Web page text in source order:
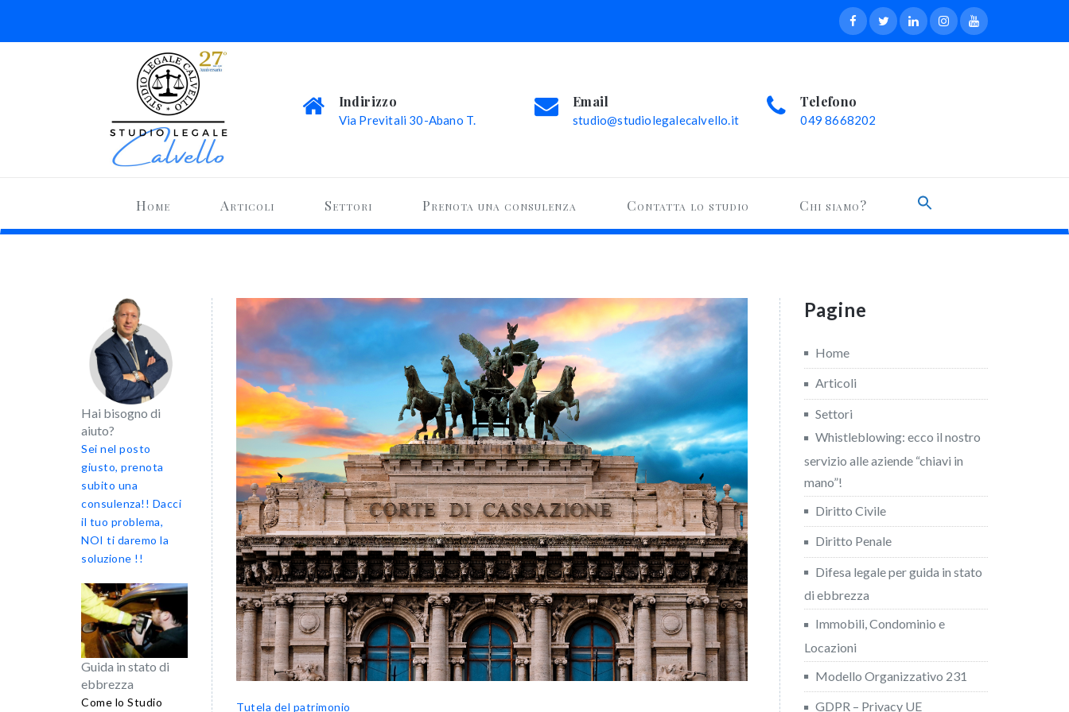
Indirizzo
Via Previtali 30-Abano T.
Email
studio@studiolegalecalvello.it
Telefono
049 8668202
Home Articoli Settori Prenota una consulenza Contatta lo studio Chi siamo?
Hai bisogno di
aiuto?
Sei nel posto
giusto, prenota
subito una
consulenza!! Dacci
il tuo problema,
NOI ti daremo la
soluzione !!
Guida in stato di
ebbrezza
Come lo Studio Tutela del patrimonio
Pagine
Home
Articoli
Settori
Whistleblowing: ecco il nostro
servizio alle aziende “chiavi in
mano”!
Diritto Civile
Diritto Penale
Difesa legale per guida in stato
di ebbrezza
Immobili, Condominio e
Locazioni
Modello Organizzativo 231
GDPR – Privacy UE